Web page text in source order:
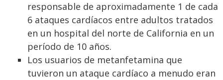
responsable de aproximadamente 1 de cada
6 ataques cardíacos entre adultos tratados
en un hospital del norte de California en un
período de 10 años.
Los usuarios de metanfetamina que
tuvieron un ataque cardíaco a menudo eran